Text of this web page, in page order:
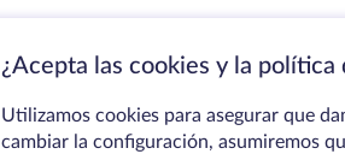
¿Acepta las cookies y la política
Utilizamos cookies para asegurar que
cambiar la configuración, asumiremos